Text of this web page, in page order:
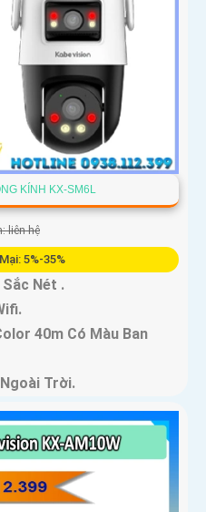
KÍNH KX-SM6L
liên hệ
5%-35%
Nét .
40m Có Màu Ban
Trời.